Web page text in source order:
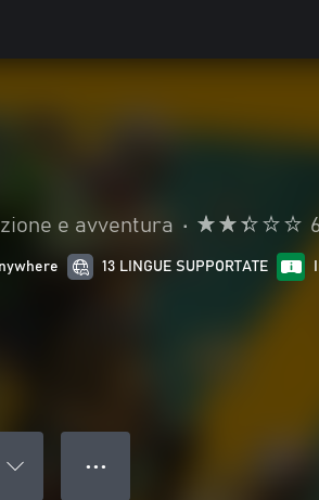
e avventura •
13 LINGUE SUPPORTATE
● ● ●